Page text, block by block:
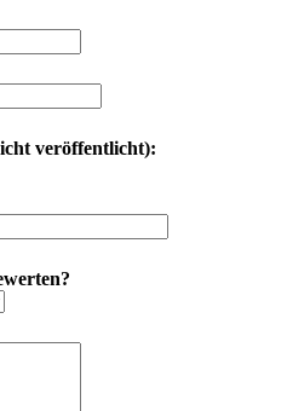
veröffentlicht):